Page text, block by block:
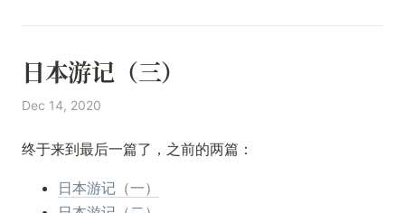
日本游记（三）
Dec 14, 2020
终于来到最后一篇了，之前的两篇：
日本游记（一）